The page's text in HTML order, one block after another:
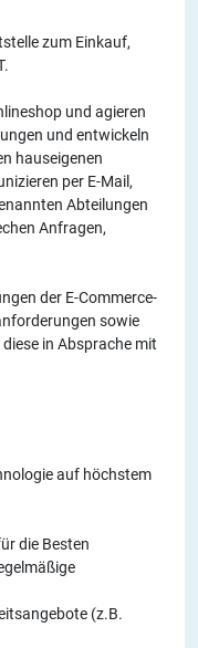
zum Einkauf,
und agieren
und entwickeln
hauseigenen
per E-Mail,
Abteilungen
Anfragen,
der E-Commerce-
sowie
in Absprache mit
auf höchstem
die Besten
(z.B.